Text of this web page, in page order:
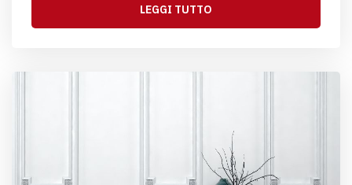
LEGGI TUTTO